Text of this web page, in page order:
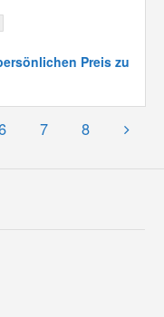
Preis zu
7 8